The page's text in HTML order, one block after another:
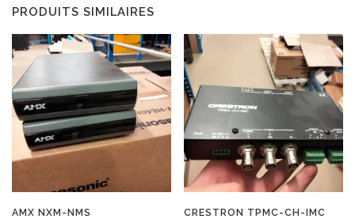
PRODUITS SIMILAIRES
AMX NXM-NMS CRESTRON TPMC-CH-IMC